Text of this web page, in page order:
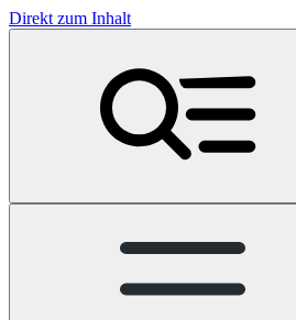
Direkt zum Inhalt